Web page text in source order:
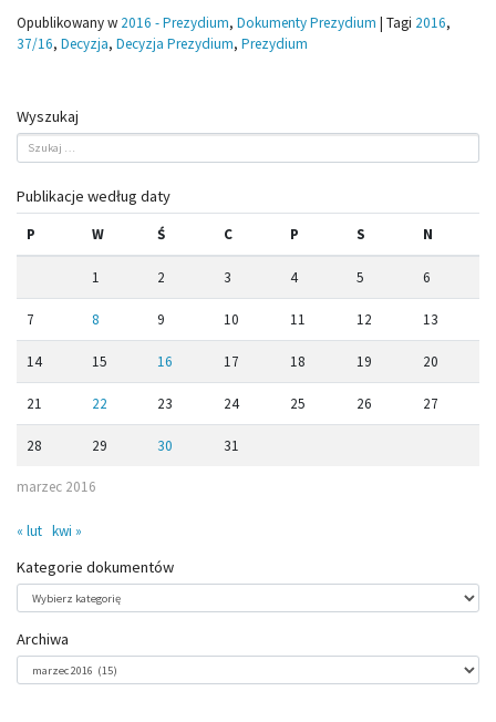
Opublikowany w 2016 - Prezydium, Dokumenty Prezydium | Tagi 2016,
37/16, Decyzja, Decyzja Prezydium, Prezydium
Wyszukaj
Publikacje według daty
marzec 2016
P W Ś C P S N
1 2 3 4 5 6
7 8 9 10 11 12 13
14 15 16 17 18 19 20
21 22 23 24 25 26 27
28 29 30 31
« lut kwi »
Kategorie dokumentów
dokumentów
Archiwa